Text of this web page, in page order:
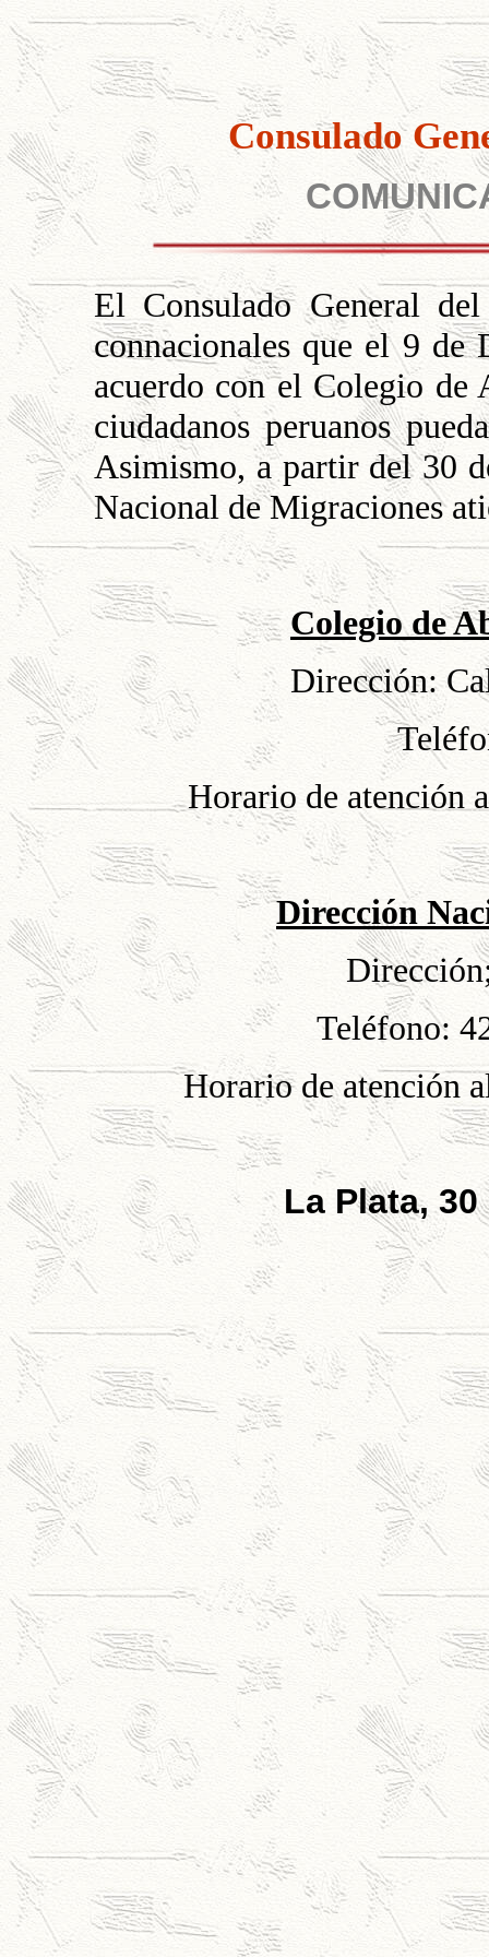
Consulado
El Consulado General
connacionales que el 9 de
acuerdo con el Colegio de
ciudadanos peruanos
Asimismo, a partir del 30
Nacional de Migraciones
Colegio de
Dirección:
Horario de atención
Dirección
Teléfono:
Horario de atención
La Plata,